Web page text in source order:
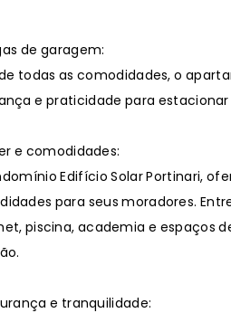
de garagem:
todas as comodidades, o
e praticidade para estacionar
e comodidades:
Edifício Solar Portinari,
para seus moradores.
piscina, academia e espaços
e tranquilidade: